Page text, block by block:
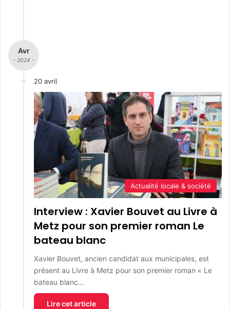
Avr
- 2024 -
20 avril
Actualité locale & société
Interview : Xavier Bouvet au Livre à
Metz pour son premier roman Le
bateau blanc
Xavier Bouvet, ancien candidat aux municipales, est
présent au Livre à Metz pour son premier roman « Le
bateau blanc…
Lire cet article